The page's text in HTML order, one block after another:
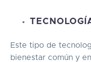
Este tipo de
bienestar común y